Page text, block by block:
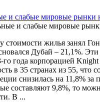
и слабые мировые рынки
стоимости жилья занял
Дубай – 21,1%.
го года корпорацией
в 35 странах из 55, что
снизилась на 11,8%
составляют 9,8%, то
В ...